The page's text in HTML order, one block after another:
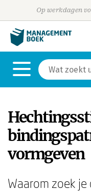
Op werkdagen
vormgeven
Waarom zoek